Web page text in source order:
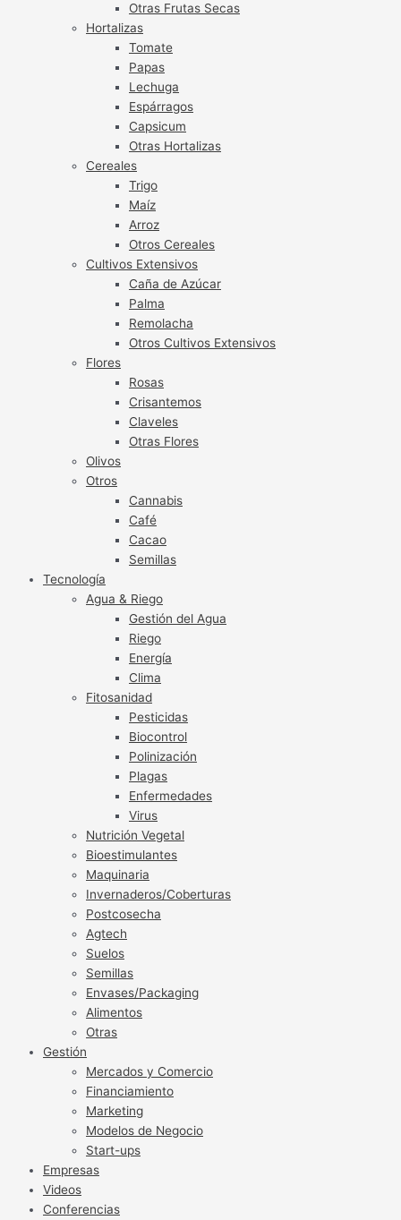
Otras Frutas Secas
Hortalizas
Tomate
Papas
Lechuga
Espárragos
Capsicum
Otras Hortalizas
Cereales
Trigo
Maíz
Arroz
Otros Cereales
Cultivos Extensivos
Caña de Azúcar
Palma
Remolacha
Otros Cultivos Extensivos
Flores
Rosas
Crisantemos
Claveles
Otras Flores
Olivos
Otros
Cannabis
Café
Cacao
Semillas
Tecnología
Agua & Riego
Gestión del Agua
Riego
Energía
Clima
Fitosanidad
Pesticidas
Biocontrol
Polinización
Plagas
Enfermedades
Virus
Nutrición Vegetal
Bioestimulantes
Maquinaria
Invernaderos/Coberturas
Postcosecha
Agtech
Suelos
Semillas
Envases/Packaging
Alimentos
Otras
Gestión
Mercados y Comercio
Financiamiento
Marketing
Modelos de Negocio
Start-ups
Empresas
Videos
Conferencias